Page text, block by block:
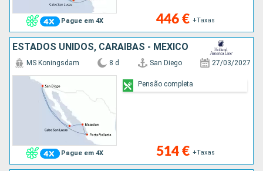
Pague em 4X 446 € +Taxas
ESTADOS UNIDOS, CARAIBAS - MEXICO
Pague em 4X
MS Koningsdam 8 d San Diego 27/03/2027
514 € +Taxas
Pensão completa